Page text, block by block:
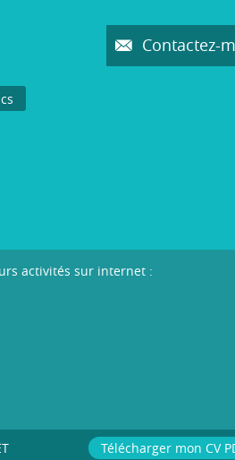
Contactez-
activités sur internet :
Télécharger mon CV